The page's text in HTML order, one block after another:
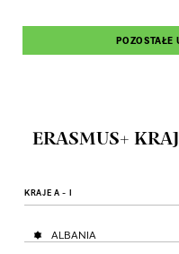
POZOSTAŁE
ERASMUS+
KRAJE A - I
ALBANIA